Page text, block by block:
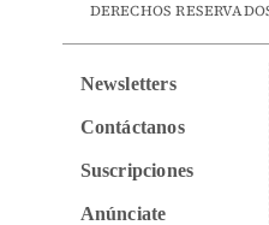
DERECHOS
Newsletters
Contáctanos
Suscripciones
Anúnciate